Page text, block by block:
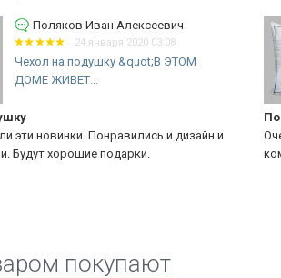
Поляков Иван Алексеевич
24 января 2020 03:08
Чехол на подушку &quot;В ЭТОМ
ДОМЕ ЖИВЕТ...
новинки. Понравились и дизайн и
хорошие подарки.
покупают